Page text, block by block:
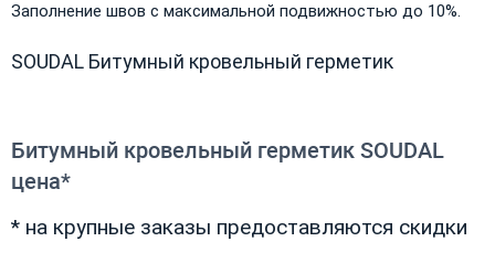
Заполнение швов с максимальной подвижностью до 10%.
SOUDAL Битумный кровельный герметик
Битумный кровельный герметик SOUDAL
цена*
* на крупные заказы предоставляются скидки